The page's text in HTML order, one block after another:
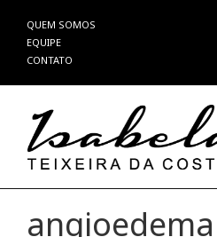
Pular
para
o
QUEM SOMOS
EQUIPE
CONTATO
angioedema